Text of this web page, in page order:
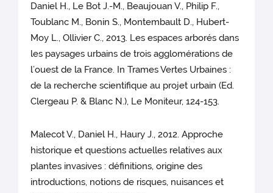
Daniel H., Le Bot J.-M., Beaujouan V., Philip F.,
Toublanc M., Bonin S., Montembault D., Hubert-
Moy L., Ollivier C., 2013. Les espaces arborés dans
les paysages urbains de trois agglomérations de
l’ouest de la France. In Trames Vertes Urbaines :
de la recherche scientifique au projet urbain (Ed.
Clergeau P. & Blanc N.), Le Moniteur, 124-153.
Malecot V., Daniel H., Haury J., 2012. Approche
historique et questions actuelles relatives aux
plantes invasives : définitions, origine des
introductions, notions de risques, nuisances et